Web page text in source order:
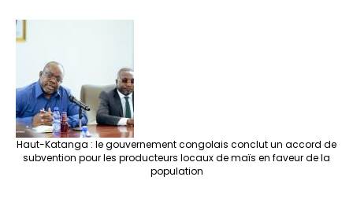
Haut-Katanga : le gouvernement congolais conclut un accord de
subvention pour les producteurs locaux de maïs en faveur de la
population